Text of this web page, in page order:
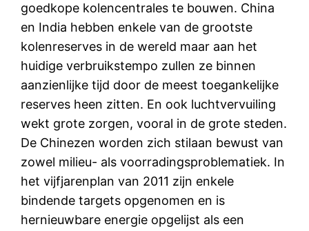
goedkope kolencentrales te bouwen. China
en India hebben enkele van de grootste
kolenreserves in de wereld maar aan het
huidige verbruikstempo zullen ze binnen
aanzienlijke tijd door de meest toegankelijke
reserves heen zitten. En ook luchtvervuiling
wekt grote zorgen, vooral in de grote steden.
De Chinezen worden zich stilaan bewust van
zowel milieu- als voorradingsproblematiek. In
het vijfjarenplan van 2011 zijn enkele
bindende targets opgenomen en is
hernieuwbare energie opgelijst als een